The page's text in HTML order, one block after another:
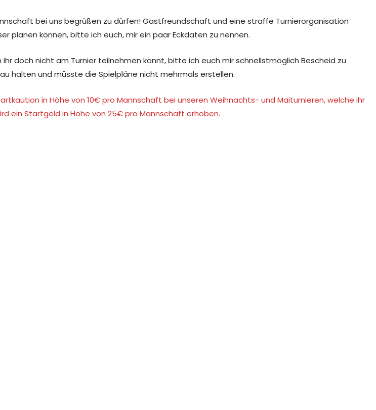
bei uns begrüßen zu dürfen! Gastfreundschaft und eine straffe Turnierorganisation
planen können, bitte ich euch, mir ein paar Eckdaten zu nennen.
doch nicht am Turnier teilnehmen könnt, bitte ich euch mir schnellstmöglich Bescheid zu
halten und müsste die Spielpläne nicht mehrmals erstellen.
in Höhe von 10€ pro Mannschaft bei unseren Weihnachts- und Maiturnieren, welche ihr
ein Startgeld in Höhe von 25€ pro Mannschaft erhoben.